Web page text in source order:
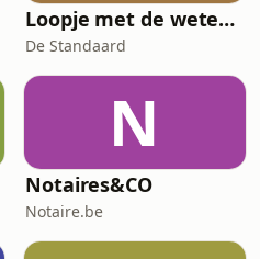
Loopje met de wetenschap
De Standaard
N
Notaires&CO
Notaire.be